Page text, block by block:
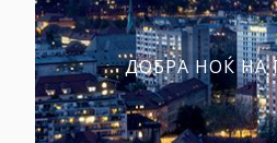
ДОБРА НОЌ НА